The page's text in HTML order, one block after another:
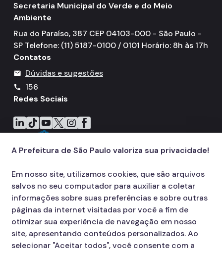
Secretaria Municipal do Verde e do Meio
Ambiente
Rua do Paraíso, 387 CEP 04103-000 - São Paulo -
SP Telefone: (11) 5187-0100 / 0101 Horário: 8h às 17h
Contatos
mail Dúvidas e sugestões
call
156
Redes Sociais
Icone do LinkedIn
Icone do TikTok
Icone do YouTube
Icone do X
Icone do Instagram
Icone do Facebook
A Prefeitura de São Paulo valoriza sua privacidade!
Em nosso site, utilizamos cookies, que são arquivos
salvos no seu computador para auxiliar a coletar
informações sobre suas preferências e sobre outras
páginas da internet visitadas por você a fim de
otimizar sua experiência de navegação em nosso
site, apresentando conteúdos personalizados. Ao
selecionar "Aceitar todos", você consente com a